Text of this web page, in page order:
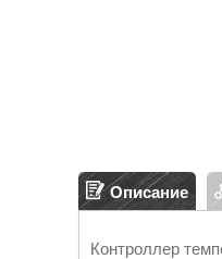
Описание
Контроллер